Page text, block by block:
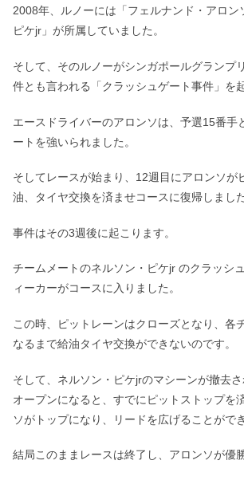
2008年、ルノーには「フェルナンド・アロン
ピケjr」が所属していました。
そして、そのルノーがシンガポールグランプ
件とも言われる「クラッシュゲート事件」を
エースドライバーのアロンソは、予選15番手
ートを強いられました。
そしてレースが始まり、12週目にアロンソが
油、タイヤ交換を済ませコースに復帰しました
事件はその3週後に起こります。
チームメートのネルソン・ピケjr のクラッシ
ィーカーがコースに入りました。
この時、ピットレーンはクローズとなり、各
なるまで給油タイヤ交換ができないのです。
そして、ネルソン・ピケjrのマシーンが撤去
オープンになると、すでにピットストップを
ソがトップになり、リードを広げることがで
結局このままレースは終了し、アロンソが優